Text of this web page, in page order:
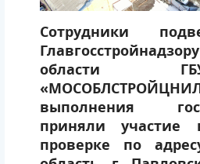
Сотрудники
области
выполнения
приняли участие
проверке по